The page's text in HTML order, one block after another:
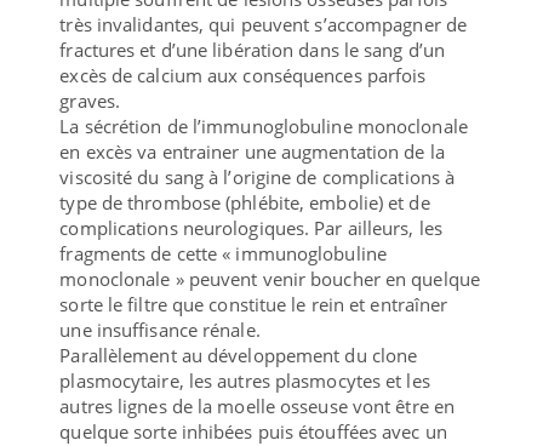
très invalidantes, qui peuvent s’accompagner de
fractures et d’une libération dans le sang d’un
excès de calcium aux conséquences parfois
graves.
La sécrétion de l’immunoglobuline monoclonale
en excès va entrainer une augmentation de la
viscosité du sang à l’origine de complications à
type de thrombose (phlébite, embolie) et de
complications neurologiques. Par ailleurs, les
fragments de cette « immunoglobuline
monoclonale » peuvent venir boucher en quelque
sorte le filtre que constitue le rein et entraîner
une insuffisance rénale.
Parallèlement au développement du clone
plasmocytaire, les autres plasmocytes et les
autres lignes de la moelle osseuse vont être en
quelque sorte inhibées puis étouffées avec un